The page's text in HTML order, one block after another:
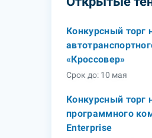
Конкурсный торг
«Кроссовер»
Срок до: 10 мая
Конкурсный торг
программного
Enterprise